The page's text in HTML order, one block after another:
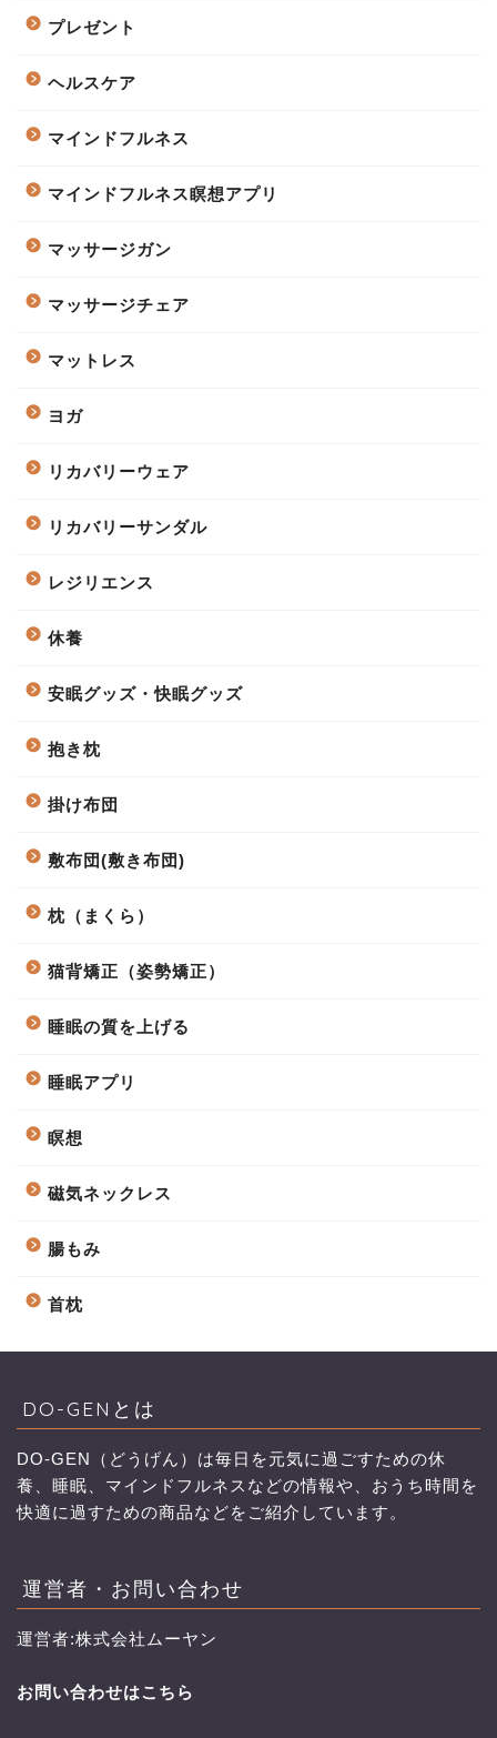
プレゼント
ヘルスケア
マインドフルネス
マインドフルネス瞑想アプリ
マッサージガン
マッサージチェア
マットレス
ヨガ
リカバリーウェア
リカバリーサンダル
レジリエンス
休養
安眠グッズ・快眠グッズ
抱き枕
掛け布団
敷布団(敷き布団)
枕（まくら）
猫背矯正（姿勢矯正）
睡眠の質を上げる
睡眠アプリ
瞑想
磁気ネックレス
腸もみ
首枕
DO-GENとは
DO-GEN（どうげん）は毎日を元気に過ごすための休
養、睡眠、マインドフルネスなどの情報や、おうち時間を
快適に過すための商品などをご紹介しています。
運営者・お問い合わせ
運営者:株式会社ムーヤン
お問い合わせはこちら